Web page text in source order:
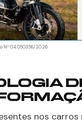
Nº 04.050358/2026
nos